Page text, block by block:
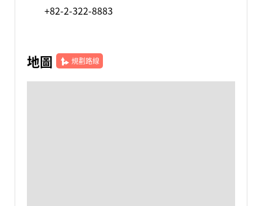
+82-2-322-8883
地圖 規劃路線